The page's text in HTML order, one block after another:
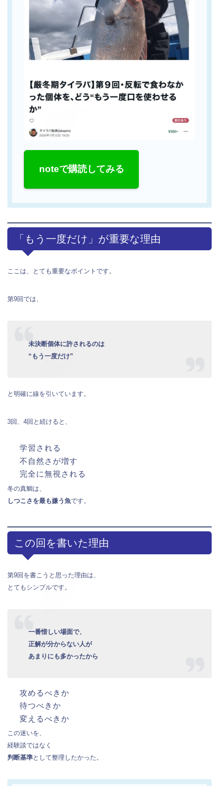
noteで購読してみる
「もう一度だけ」が重要な理由
ここは、とても重要なポイントです。
第9回では、
未決断個体に許されるのは
“もう一度だけ”
と明確に線を引いています。
3回、4回と続けると、
学習される
不自然さが増す
完全に無視される
冬の真鯛は、
しつこさを最も嫌う魚です。
この回を書いた理由
第9回を書こうと思った理由は、
とてもシンプルです。
一番惜しい場面で、
正解が分からない人が
あまりにも多かったから
攻めるべきか
待つべきか
変えるべきか
この迷いを、
経験談ではなく
判断基準として整理したかった。